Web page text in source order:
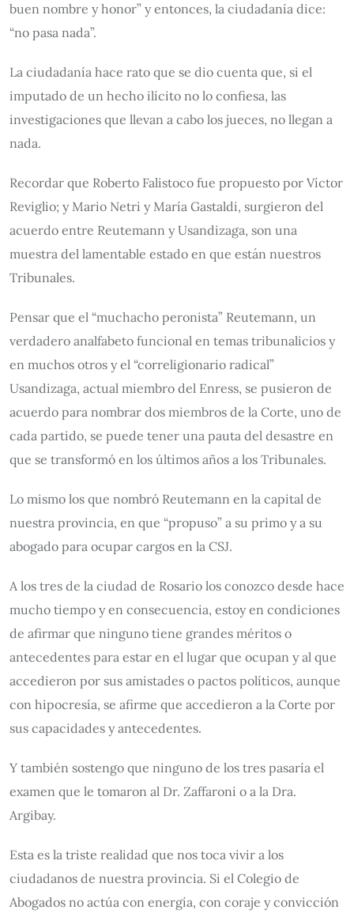
buen nombre y honor” y entonces, la ciudadanía dice:
“no pasa nada”.
La ciudadanía hace rato que se dio cuenta que, si el
imputado de un hecho ilícito no lo confiesa, las
investigaciones que llevan a cabo los jueces, no llegan a
nada.
Recordar que Roberto Falistoco fue propuesto por Víctor
Reviglio; y Mario Netri y María Gastaldi, surgieron del
acuerdo entre Reutemann y Usandizaga, son una
muestra del lamentable estado en que están nuestros
Tribunales.
Pensar que el “muchacho peronista” Reutemann, un
verdadero analfabeto funcional en temas tribunalicios y
en muchos otros y el “correligionario radical”
Usandizaga, actual miembro del Enress, se pusieron de
acuerdo para nombrar dos miembros de la Corte, uno de
cada partido, se puede tener una pauta del desastre en
que se transformó en los últimos años a los Tribunales.
Lo mismo los que nombró Reutemann en la capital de
nuestra provincia, en que “propuso” a su primo y a su
abogado para ocupar cargos en la CSJ.
A los tres de la ciudad de Rosario los conozco desde hace
mucho tiempo y en consecuencia, estoy en condiciones
de afirmar que ninguno tiene grandes méritos o
antecedentes para estar en el lugar que ocupan y al que
accedieron por sus amistades o pactos políticos, aunque
con hipocresía, se afirme que accedieron a la Corte por
sus capacidades y antecedentes.
Y también sostengo que ninguno de los tres pasaría el
examen que le tomaron al Dr. Zaffaroni o a la Dra.
Argibay.
Esta es la triste realidad que nos toca vivir a los
ciudadanos de nuestra provincia. Si el Colegio de
Abogados no actúa con energía, con coraje y convicción